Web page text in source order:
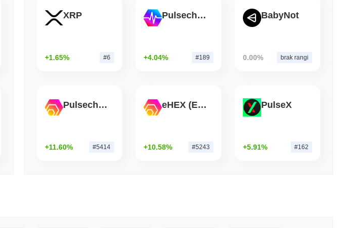
August 07 2026(1 day ago) 3 min czytanie
w ciągu około jednego dnia
XRP
+1.65% #6
Pulsechain
+4.04% #189
BabyNot
0.00% brak rangi
Pulsechain Bridged HEX (Pulsechain)
+11.60% #5414
eHEX (Ethereum)
+10.58% #5243
PulseX
+5.91% #162